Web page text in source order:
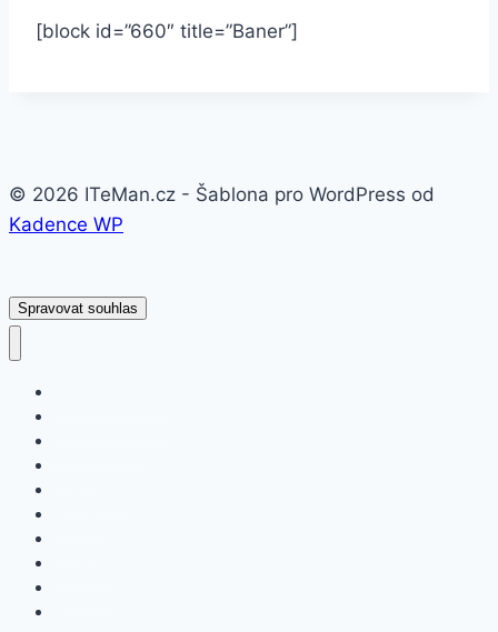
[block id=”660″ title=”Baner”]
© 2026 ITeMan.cz - Šablona pro WordPress od
Kadence WP
Spravovat souhlas